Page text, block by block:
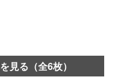
見る（全6枚）